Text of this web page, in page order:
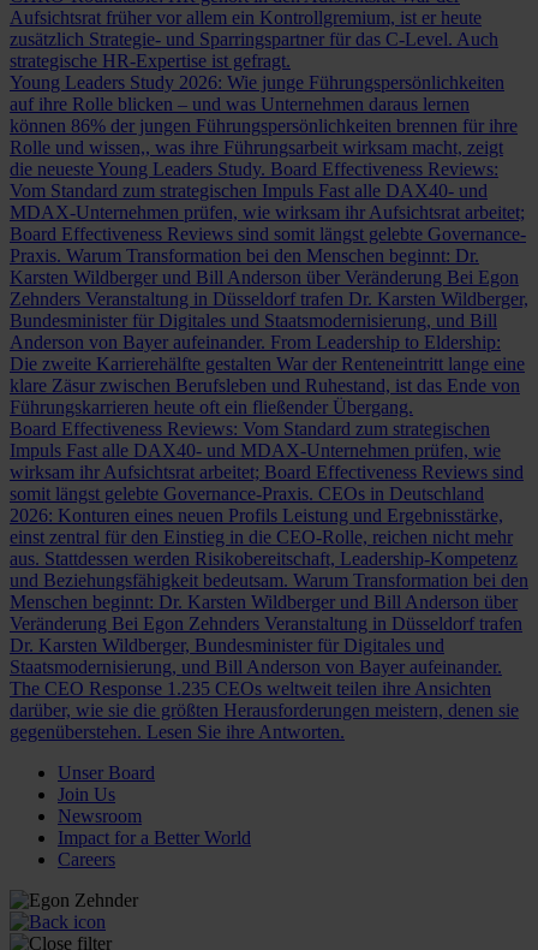
Aufsichtsrat früher vor allem ein Kontrollgremium, ist er heute
zusätzlich Strategie- und Sparringspartner für das C-Level. Auch
strategische HR-Expertise ist gefragt.
Young Leaders Study 2026: Wie junge Führungspersönlichkeiten
auf ihre Rolle blicken – und was Unternehmen daraus lernen
können 86% der jungen Führungspersönlichkeiten brennen für ihre
Rolle und wissen,, was ihre Führungsarbeit wirksam macht, zeigt
die neueste Young Leaders Study. Board Effectiveness Reviews:
Vom Standard zum strategischen Impuls Fast alle DAX40- und
MDAX-Unternehmen prüfen, wie wirksam ihr Aufsichtsrat arbeitet;
Board Effectiveness Reviews sind somit längst gelebte Governance-
Praxis. Warum Transformation bei den Menschen beginnt: Dr.
Karsten Wildberger und Bill Anderson über Veränderung Bei Egon
Zehnders Veranstaltung in Düsseldorf trafen Dr. Karsten Wildberger,
Bundesminister für Digitales und Staatsmodernisierung, und Bill
Anderson von Bayer aufeinander. From Leadership to Eldership:
Die zweite Karrierehälfte gestalten War der Renteneintritt lange eine
klare Zäsur zwischen Berufsleben und Ruhestand, ist das Ende von
Führungskarrieren heute oft ein fließender Übergang.
Board Effectiveness Reviews: Vom Standard zum strategischen
Impuls Fast alle DAX40- und MDAX-Unternehmen prüfen, wie
wirksam ihr Aufsichtsrat arbeitet; Board Effectiveness Reviews sind
somit längst gelebte Governance-Praxis. CEOs in Deutschland
2026: Konturen eines neuen Profils Leistung und Ergebnisstärke,
einst zentral für den Einstieg in die CEO-Rolle, reichen nicht mehr
aus. Stattdessen werden Risikobereitschaft, Leadership-Kompetenz
und Beziehungsfähigkeit bedeutsam. Warum Transformation bei den
Menschen beginnt: Dr. Karsten Wildberger und Bill Anderson über
Veränderung Bei Egon Zehnders Veranstaltung in Düsseldorf trafen
Dr. Karsten Wildberger, Bundesminister für Digitales und
Staatsmodernisierung, und Bill Anderson von Bayer aufeinander.
The CEO Response 1.235 CEOs weltweit teilen ihre Ansichten
darüber, wie sie die größten Herausforderungen meistern, denen sie
gegenüberstehen. Lesen Sie ihre Antworten.
Unser Board
Join Us
Newsroom
Impact for a Better World
Careers